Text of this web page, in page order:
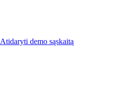
Atidaryti demo sąskaitą